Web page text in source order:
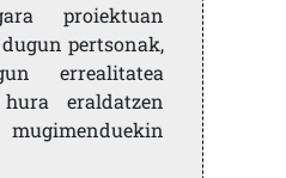
proiektuan
pertsonak,
errealitatea
eraldatzen